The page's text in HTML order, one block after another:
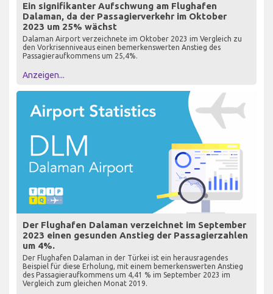
Ein signifikanter Aufschwung am Flughafen
Dalaman, da der Passagierverkehr im Oktober
2023 um 25% wächst
Dalaman Airport verzeichnete im Oktober 2023 im Vergleich zu
den Vorkrisenniveaus einen bemerkenswerten Anstieg des
Passagieraufkommens um 25,4%.
Anzeigen...
Der Flughafen Dalaman verzeichnet im September
2023 einen gesunden Anstieg der Passagierzahlen
um 4%.
Der Flughafen Dalaman in der Türkei ist ein herausragendes
Beispiel für diese Erholung, mit einem bemerkenswerten Anstieg
des Passagieraufkommens um 4,41 % im September 2023 im
Vergleich zum gleichen Monat 2019.